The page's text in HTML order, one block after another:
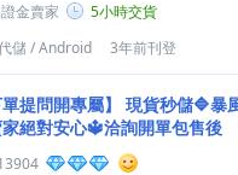
金賣家
5小時交貨
儲/Android 3年前刊登
提問開專屬】
現貨秒儲🔷暴
絕對安心🔱洽詢開單包售後